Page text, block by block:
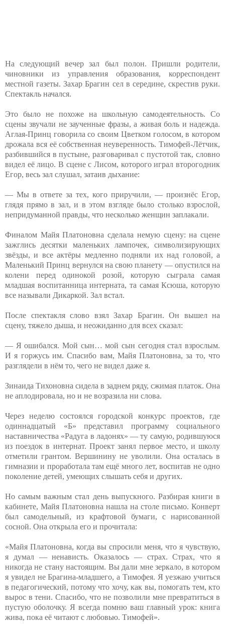
На следующий вечер зал был полон. Пришли родители,
чиновники из управления образования, корреспондент
местной газеты. Захар Брагин сел в середине, скрестив руки.
Спектакль начался.
Это было не похоже на школьную самодеятельность. Со
сцены звучали не заученные фразы, а живая боль и надежда.
Аглая-Принц говорила со своим Цветком голосом, в котором
дрожала вся её собственная неуверенность. Тимофей-Лётчик,
разбившийся в пустыне, разговаривал с пустотой так, словно
видел её лицо. В сцене с Лисом, которого играл второгодник
Егор, весь зал слушал, затаив дыхание:
— Мы в ответе за тех, кого приручили, — произнёс Егор,
глядя прямо в зал, и в этом взгляде было столько взрослой,
непридуманной правды, что несколько женщин заплакали.
Финалом Майя Платоновна сделала немую сцену: на сцене
зажглись десятки маленьких лампочек, символизирующих
звёзды, и все актёры медленно подняли их над головой, а
Маленький Принц вернулся на свою планету — опустился на
колени перед одинокой розой, которую сыграла самая
младшая воспитанница интерната, та самая Ксюша, которую
все называли Дикаркой. Зал встал.
После спектакля слово взял Захар Брагин. Он вышел на
сцену, тяжело дыша, и неожиданно для всех сказал:
— Я ошибался. Мой сын… мой сын сегодня стал взрослым.
И я горжусь им. Спасибо вам, Майя Платоновна, за то, что
разглядели в нём то, чего не видел даже я.
Зинаида Тихоновна сидела в заднем ряду, сжимая платок. Она
не аплодировала, но и не возразила ни слова.
Через неделю состоялся городской конкурс проектов, где
одиннадцатый «Б» представил программу социального
наставничества «Радуга в ладонях» — ту самую, родившуюся
из поездок в интернат. Проект занял первое место, и школу
отметили грантом. Вершинину не уволили. Она осталась в
гимназии и проработала там ещё много лет, воспитав не одно
поколение детей, умеющих слышать себя и других.
Но самым важным стал день выпускного. Разбирая книги в
кабинете, Майя Платоновна нашла на столе письмо. Конверт
был самодельный, из крафтовой бумаги, с нарисованной
сосной. Она открыла его и прочитала:
«Майя Платоновна, когда вы спросили меня, что я чувствую,
я думал — ненависть. Оказалось — страх. Страх, что я
никогда не стану настоящим. Вы дали мне зеркало, в котором
я увидел не Брагина-младшего, а Тимофея. Я уезжаю учиться
в педагогический, потому что хочу, как вы, помогать тем, кто
вырос в тени. Спасибо, что не позволили мне превратиться в
пустую оболочку. Я всегда помню ваш главный урок: книга
жива, пока её читают с любовью. Тимофей».